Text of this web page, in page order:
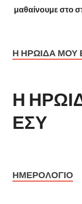
μαθαίνουμε στο
Η ΗΡΩΙΔΑ ΜΟΥ
Η
ΕΣΥ
ΗΜΕΡΟΛΌΓΙΟ